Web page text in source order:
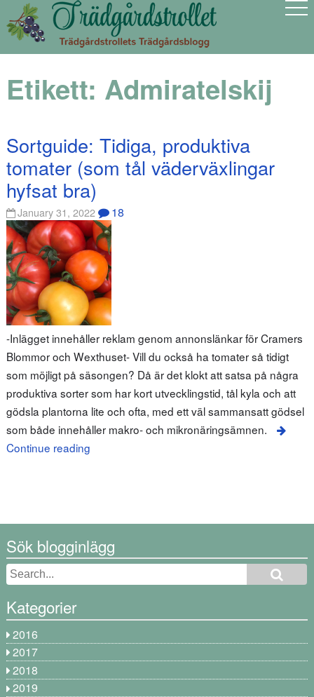
Etikett: Admiratelskij
Sortguide: Tidiga, produktiva
tomater (som tål väderväxlingar
hyfsat bra)
January 31, 2022 18
-Inlägget innehåller reklam genom annonslänkar för Cramers
Blommor och Wexthuset- Vill du också ha tomater så tidigt
som möjligt på säsongen? Då är det klokt att satsa på några
produktiva sorter som har kort utvecklingstid, tål kyla och att
gödsla plantorna lite och ofta, med ett väl sammansatt gödsel
som både innehåller makro- och mikronäringsämnen.
Continue reading
Sök blogginlägg
Kategorier
2016
2017
2018
2019